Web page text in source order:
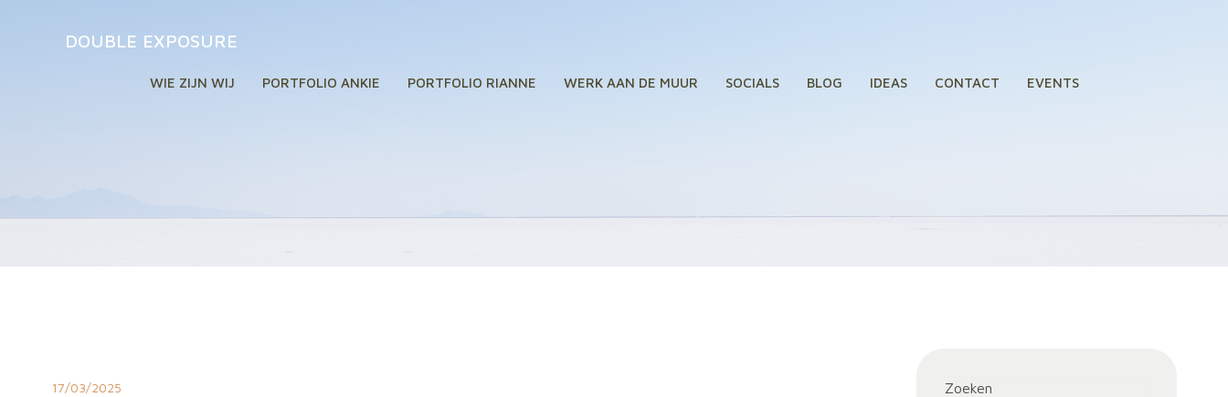
DOUBLE EXPOSURE
WIE ZIJN WIJ PORTFOLIO ANKIE PORTFOLIO RIANNE WERK AAN DE MUUR SOCIALS BLOG IDEAS CONTACT EVENTS
17/03/2025
Zoeken